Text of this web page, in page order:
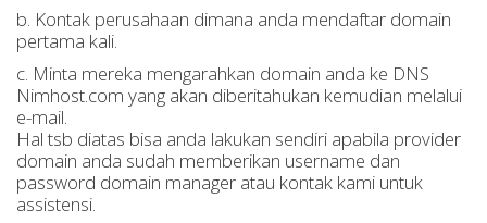
b. Kontak perusahaan dimana anda mendaftar domain
pertama kali.
c. Minta mereka mengarahkan domain anda ke DNS
Nimhost.com yang akan diberitahukan kemudian melalui
e-mail.
Hal tsb diatas bisa anda lakukan sendiri apabila provider
domain anda sudah memberikan username dan
password domain manager atau kontak kami untuk
assistensi.